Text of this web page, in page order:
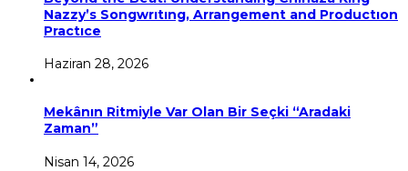
Nazzy’s Songwrıtıng, Arrangement and Productıon
Practıce
Haziran 28, 2026
Mekânın Ritmiyle Var Olan Bir Seçki “Aradaki
Zaman”
Nisan 14, 2026